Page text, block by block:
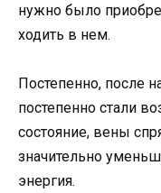
нужно было
ходить в нем.
Постепенно, после
постепенно стали
состояние, вены
значительно
энергия.